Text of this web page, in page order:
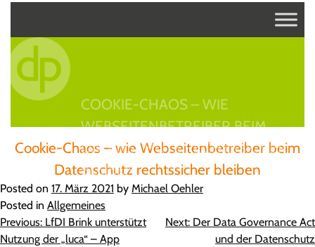
COOKIE-CHAOS – WIE
WEBSEITENBETREIBER BEIM
DATENSCHUTZ RECHTSSICHER
BLEIBEN
Cookie-Chaos – wie Webseitenbetreiber beim
Datenschutz rechtssicher bleiben
Posted on 17. März 2021 by Michael Oehler
Posted in Allgemeines
Beitragsnavigation
Previous: LfDI Brink unterstützt
Nutzung der „luca“ – App
Next: Der Data Governance Act
und der Datenschutz